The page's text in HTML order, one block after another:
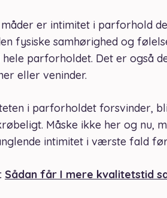
måder er intimitet i parforhold
fysiske samhørighed og
parforholdet. Det er også
eller veninder.
i parforholdet forsvinder,
Måske ikke her og nu,
intimitet i værste fald
Sådan får I mere kvalitetstid